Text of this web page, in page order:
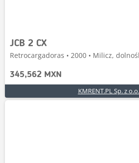
JCB 2 CX
Retrocargadoras • 2000 • Milicz,
345,562 MXN
KMRENT.PL Sp. z o.o.